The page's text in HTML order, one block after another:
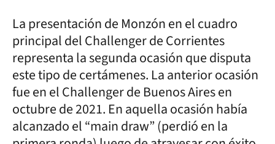
La presentación de Monzón en el cuadro
principal del Challenger de Corrientes
representa la segunda ocasión que disputa
este tipo de certámenes. La anterior ocasión
fue en el Challenger de Buenos Aires en
octubre de 2021. En aquella ocasión había
alcanzado el “main draw” (perdió en la